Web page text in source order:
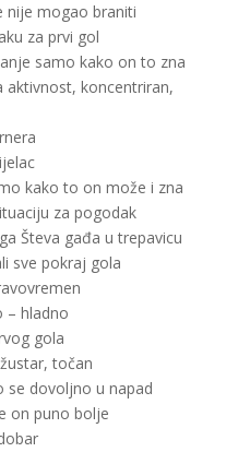
nije mogao braniti
za prvi gol
samo kako on to zna
aktivnost, koncentriran,
kako to on može i zna
za pogodak
Števa gađa u trepavicu
sve pokraj gola
– hladno
gola
točan
se dovoljno u napad
on puno bolje